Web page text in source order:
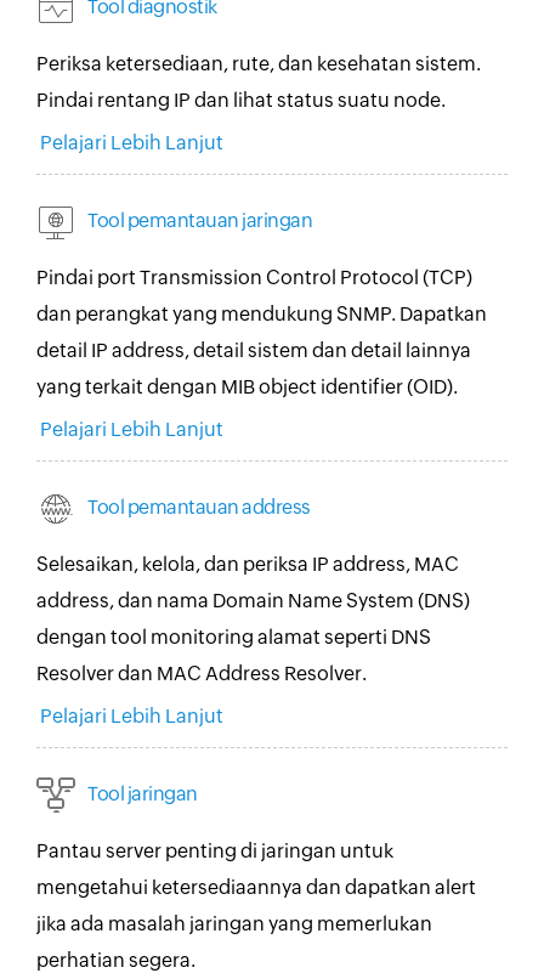
Tool diagnostik
Periksa ketersediaan, rute, dan kesehatan sistem.
Pindai rentang IP dan lihat status suatu node.
Pelajari Lebih Lanjut
Tool pemantauan jaringan
Pindai port Transmission Control Protocol (TCP)
dan perangkat yang mendukung SNMP. Dapatkan
detail IP address, detail sistem dan detail lainnya
yang terkait dengan MIB object identifier (OID).
Pelajari Lebih Lanjut
Tool pemantauan address
Selesaikan, kelola, dan periksa IP address, MAC
address, dan nama Domain Name System (DNS)
dengan tool monitoring alamat seperti DNS
Resolver dan MAC Address Resolver.
Pelajari Lebih Lanjut
Tool jaringan
Pantau server penting di jaringan untuk
mengetahui ketersediaannya dan dapatkan alert
jika ada masalah jaringan yang memerlukan
perhatian segera.